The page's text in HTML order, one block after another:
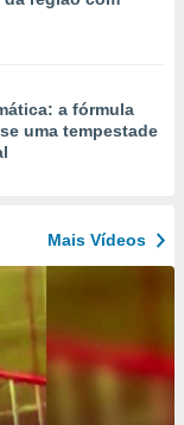
a fórmula
uma tempestade
Mais Vídeos